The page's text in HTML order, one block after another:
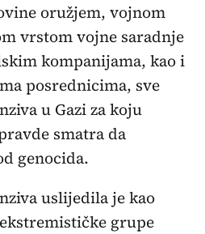
oružjem, vojnom
vrstom vojne saradnje
kompanijama, kao i
posrednicima, sve
u Gazi za koju
smatra da
genocida.
uslijedila je kao
grupe